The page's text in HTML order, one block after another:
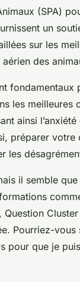
(SPA)
un
sur les
des
fondamentaux
les meilleures
ainsi
préparer votre
les
il semble que
Question
Pourriez-vous
pour que je